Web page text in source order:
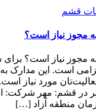
مجوز نیاز است؟
مجوز نیاز است؟
است. این مدارک
مورد نیاز
در قشم: مهر شرکت:
منطقه آزاد […]